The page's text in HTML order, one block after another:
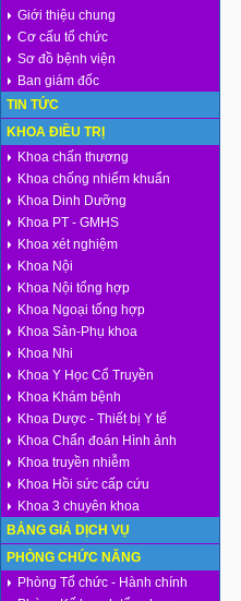
Giới thiệu chung
Cơ cấu tổ chức
Sơ đồ bệnh viện
Ban giám đốc
TIN TỨC
KHOA ĐIỀU TRỊ
Khoa chấn thương
Khoa chống nhiểm khuẩn
Khoa Dinh Dưỡng
Khoa PT - GMHS
Khoa xét nghiệm
Khoa Nội
Khoa Nội tổng hợp
Khoa Ngoại tổng hợp
Khoa Sản-Phụ khoa
Khoa Nhi
Khoa Y Học Cổ Truyền
Khoa Khám bệnh
Khoa Dược - Thiết bị Y tế
Khoa Chẩn đoán Hình ảnh
Khoa truyền nhiễm
Khoa Hồi sức cấp cứu
Khoa 3 chuyên khoa
BẢNG GIÁ DỊCH VỤ
PHÒNG CHỨC NĂNG
Phòng Tổ chức - Hành chính